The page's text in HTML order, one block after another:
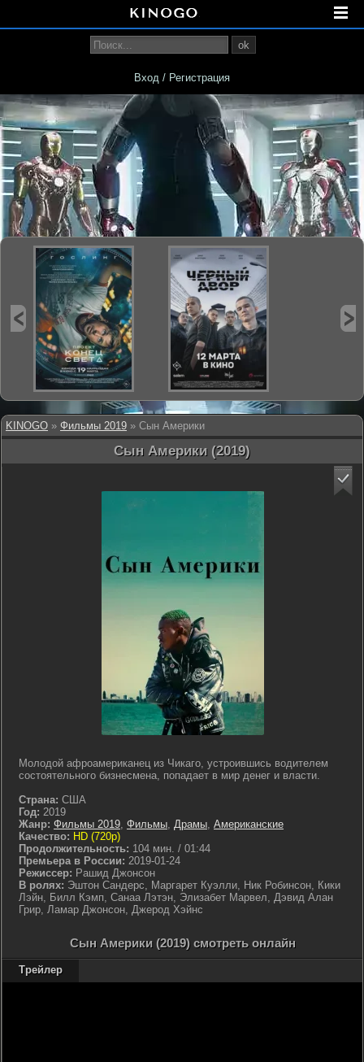
KINOGO » Фильмы 2019 » Сын Америки
Сын Америки (2019)
Молодой афроамериканец из Чикаго, устроившись водителем
состоятельного бизнесмена, попадает в мир денег и власти.
Страна: США
Год: 2019
Жанр: Фильмы 2019, Фильмы, Драмы, Американские
Качество: HD (720p)
Продолжительность: 104 мин. / 01:44
Премьера в России: 2019-01-24
Режиссер: Рашид Джонсон
В ролях: Эштон Сандерс, Маргарет Куэлли, Ник Робинсон, Кики
Лэйн, Билл Кэмп, Санаа Лэтэн, Элизабет Марвел, Дэвид Алан
Грир, Ламар Джонсон, Джерод Хэйнс
Сын Америки (2019) смотреть онлайн
Трейлер
ok
Вход / Регистрация